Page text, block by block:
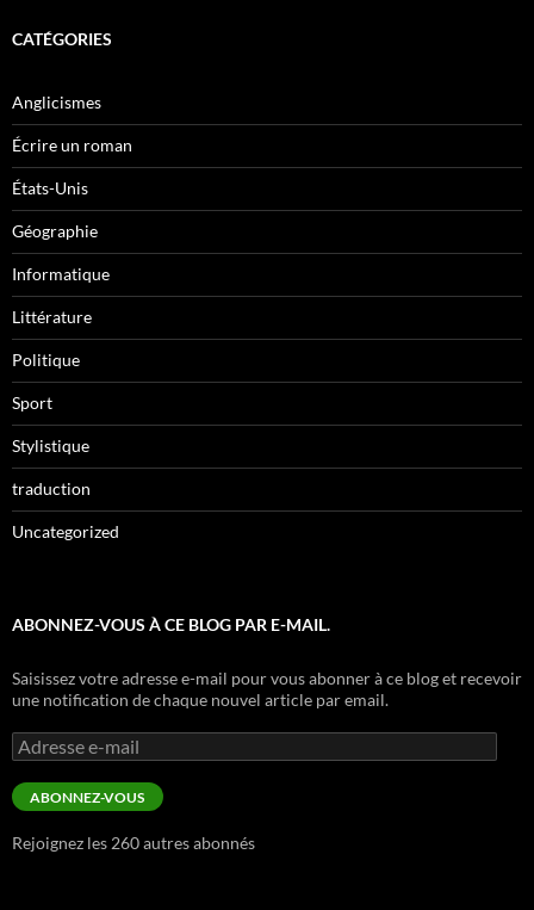
CATÉGORIES
Anglicismes
Écrire un roman
États-Unis
Géographie
Informatique
Littérature
Politique
Sport
Stylistique
traduction
Uncategorized
ABONNEZ-VOUS À CE BLOG PAR E-MAIL.
Saisissez votre adresse e-mail pour vous abonner à ce blog et recevoir
une notification de chaque nouvel article par email.
Adresse
e-
mail
ABONNEZ-VOUS
Rejoignez les 260 autres abonnés